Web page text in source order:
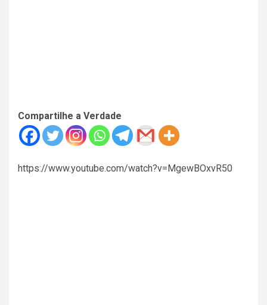
Compartilhe a Verdade
https://www.youtube.com/watch?v=MgewBOxvR50